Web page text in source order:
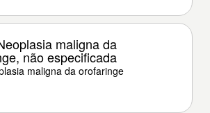
maligna da
não especificada
maligna da orofaringe